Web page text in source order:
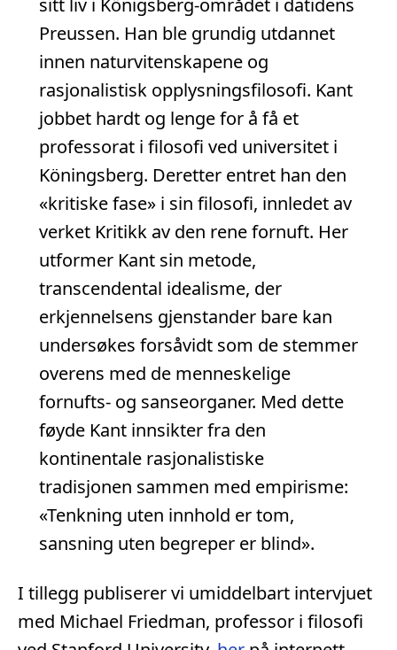
sitt liv i Königsberg-området i datidens
Preussen. Han ble grundig utdannet
innen naturvitenskapene og
rasjonalistisk opplysningsfilosofi. Kant
jobbet hardt og lenge for å få et
professorat i filosofi ved universitet i
Köningsberg. Deretter entret han den
«kritiske fase» i sin filosofi, innledet av
verket Kritikk av den rene fornuft. Her
utformer Kant sin metode,
transcendental idealisme, der
erkjennelsens gjenstander bare kan
undersøkes forsåvidt som de stemmer
overens med de menneskelige
fornufts- og sanseorganer. Med dette
føyde Kant innsikter fra den
kontinentale rasjonalistiske
tradisjonen sammen med empirisme:
«Tenkning uten innhold er tom,
sansning uten begreper er blind».
I tillegg publiserer vi umiddelbart intervjuet
med Michael Friedman, professor i filosofi